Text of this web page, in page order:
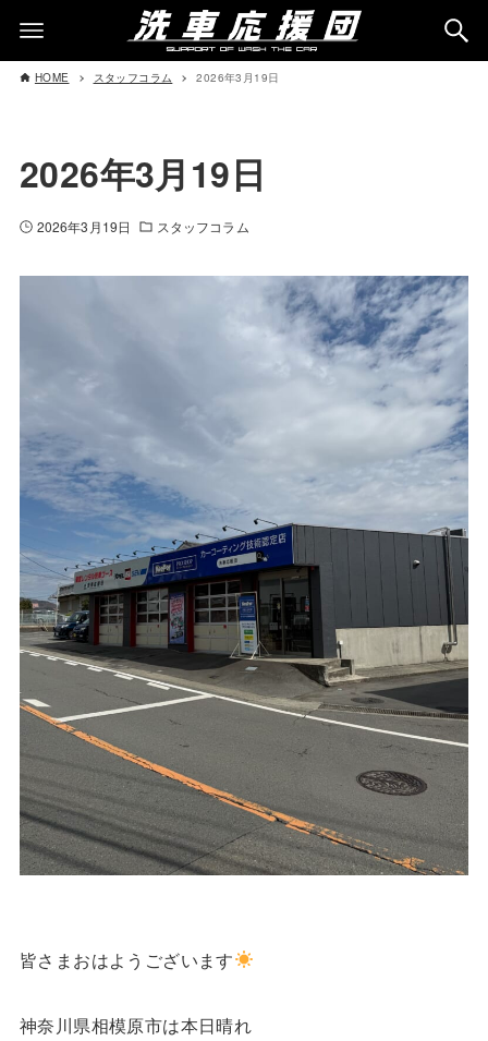
HOME スタッフコラム 2026年3月19日
2026年3月19日
2026年3月19日 スタッフコラム
皆さまおはようございます
神奈川県相模原市は本日晴れ